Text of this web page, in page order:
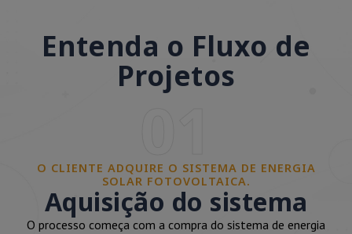
Entenda o Fluxo de
Projetos
O CLIENTE ADQUIRE O SISTEMA DE ENERGIA
SOLAR FOTOVOLTAICA.
Aquisição do sistema
O processo começa com a compra do sistema de energia